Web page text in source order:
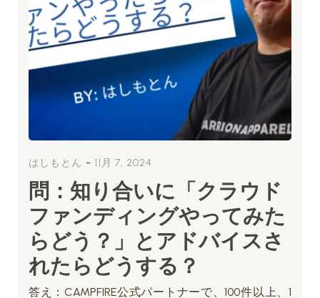
はしもとん - 11月 7, 2024
問：知り合いに「クラウド
ファンディングやってみた
らどう？」とアドバイスさ
れたらどうする？
答え：CAMPFIRE公式パートナーで、100件以上、1